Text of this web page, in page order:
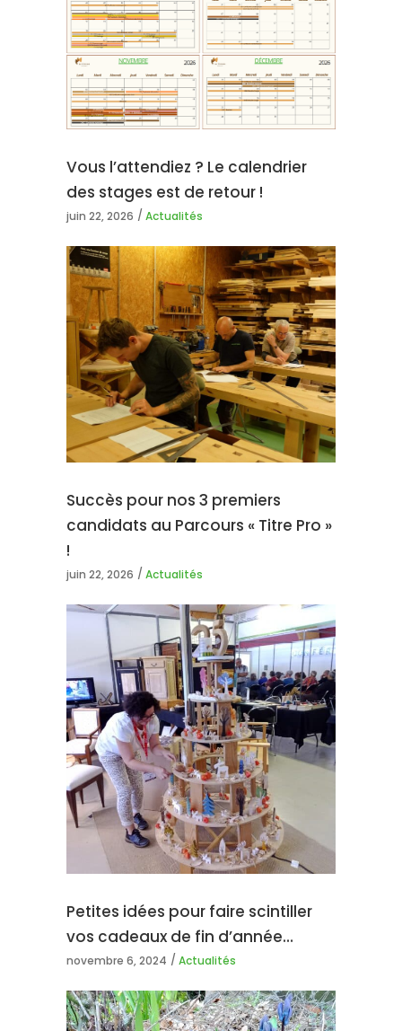
Vous l’attendiez ? Le calendrier
des stages est de retour !
juin 22, 2026 Actualités
Succès pour nos 3 premiers
candidats au Parcours « Titre Pro »
!
juin 22, 2026 Actualités
Petites idées pour faire scintiller
vos cadeaux de fin d’année…
novembre 6, 2024 Actualités